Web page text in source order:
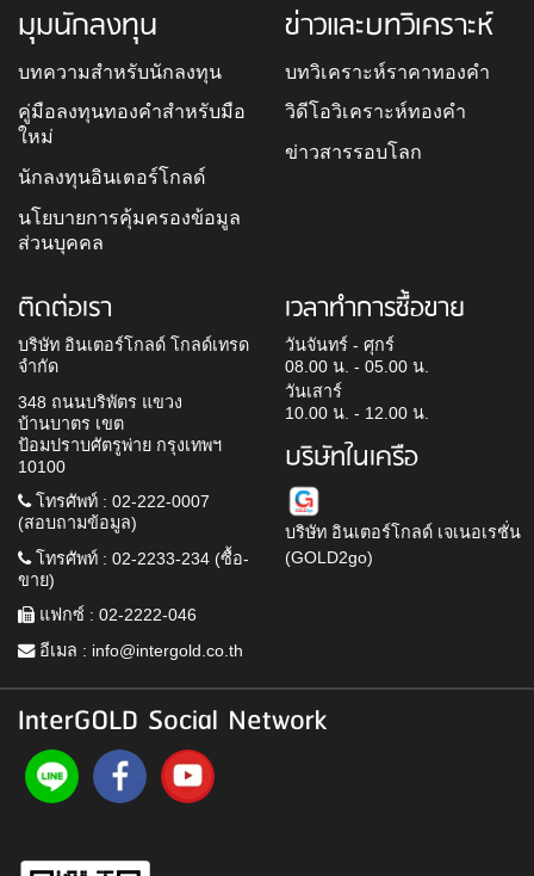
มุมนักลงทุน
บทความสำหรับนักลงทุน
คู่มือลงทุนทองคำสำหรับมือ
ใหม่
นักลงทุนอินเตอร์โกลด์
นโยบายการคุ้มครองข้อมูล
ส่วนบุคคล
ข่าวและบทวิเคราะห์
บทวิเคราะห์ราคาทองคำ
วิดีโอวิเคราะห์ทองคำ
ข่าวสารรอบโลก
ติดต่อเรา
บริษัท อินเตอร์โกลด์ โกลด์เทรด
จำกัด
348 ถนนบริพัตร แขวง
บ้านบาตร เขต
ป้อมปราบศัตรูพ่าย กรุงเทพฯ
10100
โทรศัพท์ : 02-222-0007
(สอบถามข้อมูล)
โทรศัพท์ : 02-2233-234 (ซื้อ-
ขาย)
แฟกซ์ : 02-2222-046
อีเมล : info@intergold.co.th
เวลาทำการซื้อขาย
วันจันทร์ - ศุกร์
08.00 น. - 05.00 น.
วันเสาร์
10.00 น. - 12.00 น.
บริษัทในเครือ
บริษัท อินเตอร์โกลด์ เจเนอเรชั่น
(GOLD2go)
InterGOLD Social Network